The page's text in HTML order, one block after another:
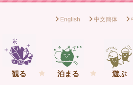
社団法人花巻観光協会[岩手県花巻市]
English 中文簡体
観る 泊まる 遊ぶ